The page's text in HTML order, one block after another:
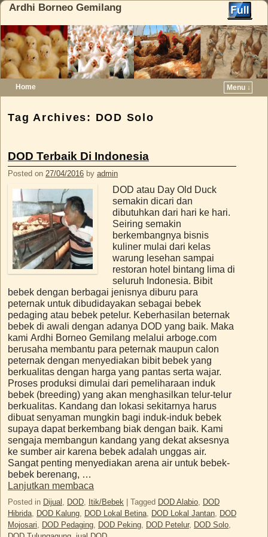
Ardhi Borneo Gemilang
Home
Menu ↓
Tag Archives: DOD Solo
DOD Terbaik Di Indonesia
Posted on 27/04/2016 by admin
DOD atau Day Old Duck
semakin dicari dan
dibutuhkan dari hari ke hari.
Seiring semakin
berkembangnya bisnis
kuliner mulai dari kelas
warung lesehan sampai
restoran hotel bintang lima di
seluruh Indonesia. Bibit
bebek dengan berbagai jenisnya diburu para
peternak untuk dibudidayakan sebagai bebek
pedaging atau bebek petelur. Keberhasilan beternak
bebek di awali dengan adanya DOD yang baik. Maka
kami Ardhi Borneo Gemilang melalui arboge.com
berusaha membantu para peternak maupun calon
peternak dengan menyediakan bibit bebek yang
berkualitas dengan harga yang pantas serta wajar.
Proses produksi dimulai dari pemeliharaan induk
bebek (breeding) yang akan menghasilkan telur-telur
berkualitas. Kandang dan lokasi sekitarnya harus
dibuat senyaman mungkin bagi induk-induk bebek
supaya dapat berkembang biak dengan baik. Kami
sengaja membangun kandang yang dekat aksesnya
ke sumber air karena bebek adalah unggas air.
Sangat penting menyediakan arena air untuk bebek-
bebek berenang, …
Lanjutkan membaca
Posted in Dijual DOD Itik/Bebek Tagged DOD Alabio
DOD
Hibrida
DOD Kalung DOD Lokal Betina DOD Lokal Jantan
DOD
Mojosari
DOD Pedaging DOD Peking DOD Petelur, DOD Solo